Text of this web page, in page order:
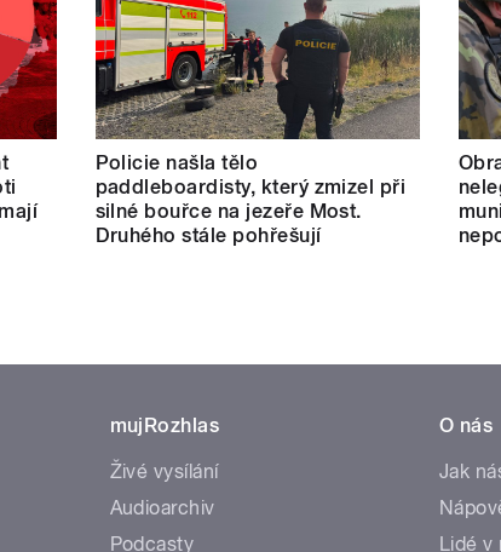
Policie našla tělo
paddleboardisty, který zmizel při
silné bouřce na jezeře Most.
Druhého stále pohřešují
mujRozhlas
Živé vysílání
Audioarchiv
Podcasty
O nás
Jak
Lidé v